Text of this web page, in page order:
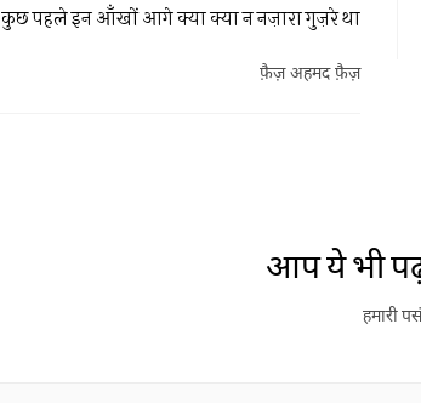
कुछ पहले इन आँखों आगे क्या क्या न नज़ारा गुज़रे था
फ़ैज़ अहमद फ़ैज़
आप ये भी
हमारी